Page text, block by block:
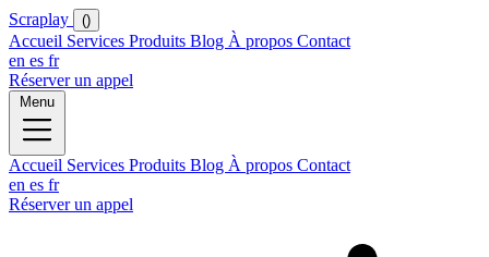
Scraplay ()
Accueil Services Produits Blog À propos Contact
en es fr
Réserver un appel
Menu
Accueil Services Produits Blog À propos Contact
en es fr
Réserver un appel